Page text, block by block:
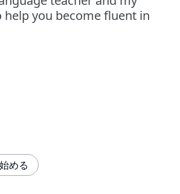
help you become fluent in
める